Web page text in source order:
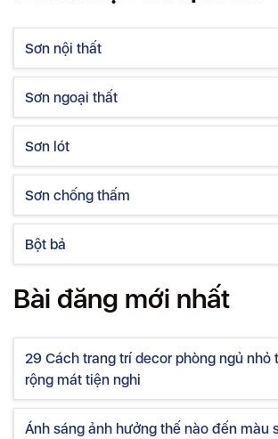
Sơn nội thất
Sơn ngoại thất
Sơn lót
Sơn chống thấm
Bột bả
Bài đăng mới nhất
29 Cách trang trí decor phòng ngủ nhỏ
rộng mát tiện nghi
Ánh sáng ảnh hưởng thế nào đến màu